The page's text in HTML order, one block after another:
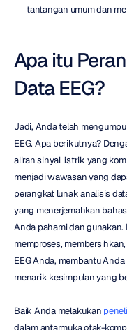
tantangan umum dan
Apa itu
Data EEG?
Jadi, Anda telah
EEG. Apa berikutnya?
aliran sinyal listrik yang
menjadi wawasan yang
perangkat lunak analisis
yang menerjemahkan
Anda pahami dan
memproses,
EEG Anda, membantu
menarik kesimpulan yang
Baik Anda melakukan
dalam antarmuka otak-